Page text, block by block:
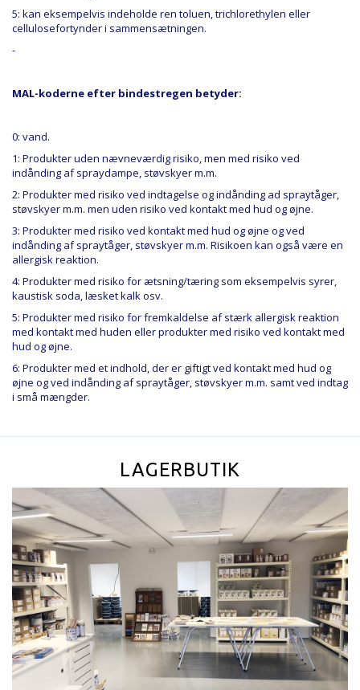
5: kan eksempelvis indeholde ren toluen, trichlorethylen eller
cellulosefortynder i sammensætningen.
-
MAL-koderne efter bindestregen betyder:
0: vand.
1: Produkter uden nævneværdig risiko, men med risiko ved
indånding af spraydampe, støvskyer m.m.
2: Produkter med risiko ved indtagelse og indånding ad spraytåger,
støvskyer m.m. men uden risiko ved kontakt med hud og øjne.
3: Produkter med risiko ved kontakt med hud og øjne og ved
indånding af spraytåger, støvskyer m.m. Risikoen kan også være en
allergisk reaktion.
4: Produkter med risiko for ætsning/tæring som eksempelvis syrer,
kaustisk soda, læsket kalk osv.
5: Produkter med risiko for fremkaldelse af stærk allergisk reaktion
med kontakt med huden eller produkter med risiko ved kontakt med
hud og øjne.
6: Produkter med et indhold, der er giftigt ved kontakt med hud og
øjne og ved indånding af spraytåger, støvskyer m.m. samt ved indtag
i små mængder.
LAGERBUTIK